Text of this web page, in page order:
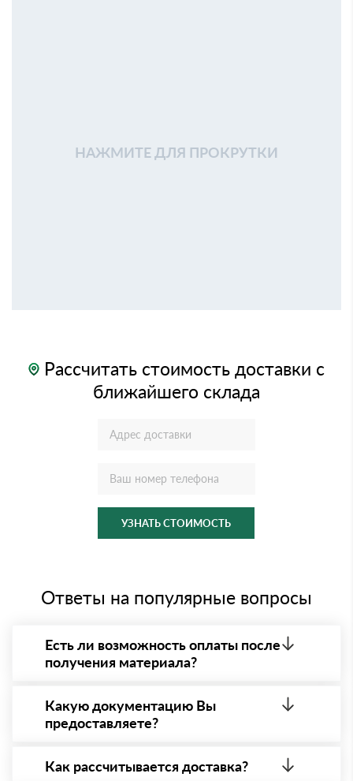
НАЖМИТЕ ДЛЯ ПРОКРУТКИ
Рассчитать стоимость доставки с
ближайшего склада
УЗНАТЬ СТОИМОСТЬ
Ответы на популярные вопросы
Есть ли возможность оплаты после
получения материала?
- оплата по факту получения товара. При этом,
если доставленный товар был ненадлежащего
качества, то Вы вправе от него отказаться.
Какую документацию Вы
предоставляете?
все сертификаты и паспорта качества, а также
товарно-транспортную накладную.
Как рассчитывается доставка?